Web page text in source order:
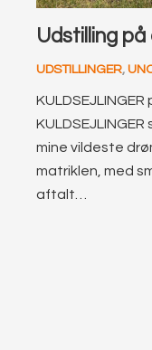
Udstilling
UDSTILLINGER,
mine vildeste
matriklen, med
aftalt…